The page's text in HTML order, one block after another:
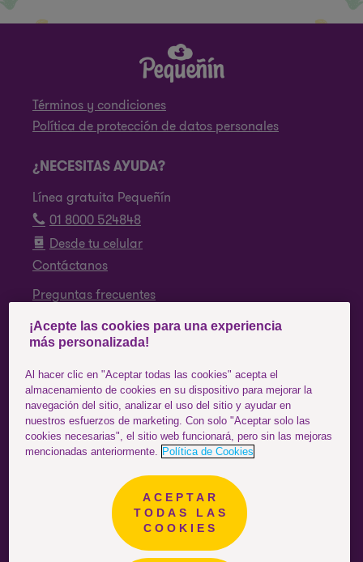
Términos y condiciones
Política de protección de datos personales
¿NECESITAS AYUDA?
Línea gratuita Pequeñín
01 8000 524848
Desde tu celular
Contáctanos
Preguntas frecuentes
SÍGUENOS
Facebook
Instagram
YouTube
ESTÁS EN EL SITIO DE: Colombia
¡Acepte las cookies para una experiencia
más personalizada!
Al hacer clic en "Aceptar todas las cookies" acepta el
almacenamiento de cookies en su dispositivo para mejorar la
navegación del sitio, analizar el uso del sitio y ayudar en
nuestros esfuerzos de marketing. Con solo "Aceptar solo las
cookies necesarias", el sitio web funcionará, pero sin las mejoras
mencionadas anteriormente.
Política de Cookies
ACEPTAR
TODAS LAS
COOKIES